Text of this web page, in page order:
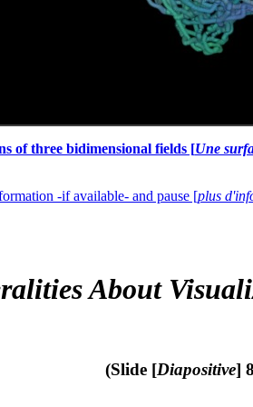
of three bidimensional fields [Une
-if available- and pause [plus
About
(Slide [Diapositive]